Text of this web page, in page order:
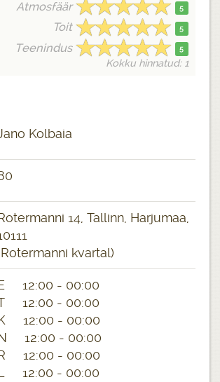
Atmosfäär 5
Toit 5
Teenindus 5
Kokku hinnatud: 1
Kolbaia
14, Tallinn, Harjumaa,
kvartal)
12:00 - 00:00
12:00 - 00:00
12:00 - 00:00
12:00 - 00:00
12:00 - 00:00
12:00 - 00:00